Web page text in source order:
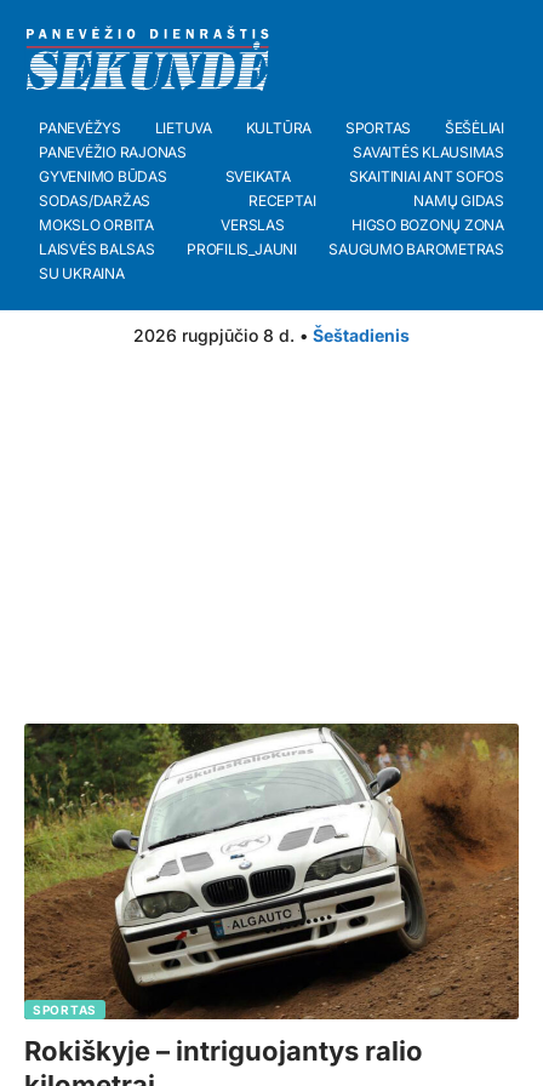
PANEVĖŽYS LIETUVA KULTŪRA SPORTAS
ŠEŠĖLIAI
PANEVĖŽIO RAJONAS
SAVAITĖS KLAUSIMAS
GYVENIMO BŪDAS
SVEIKATA
SKAITINIAI ANT SOFOS
SODAS/DARŽAS
RECEPTAI
NAMŲ GIDAS
MOKSLO ORBITA
VERSLAS
HIGSO BOZONŲ ZONA
LAISVĖS BALSAS
PROFILIS_JAUNI
SAUGUMO BAROMETRAS
SU UKRAINA
2026 rugpjūčio 8 d. • Šeštadienis
SPORTAS
Rokiškyje – intriguojantys ralio